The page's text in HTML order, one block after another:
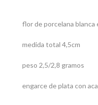
flor de porcelana
medida total 4,5cm
peso 2,5/2,8 gramos
engarce de plata con